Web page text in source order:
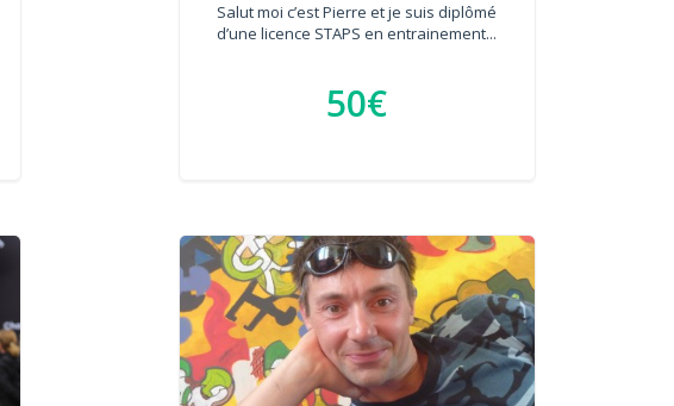
Salut moi c’est Pierre et je suis diplômé
d’une licence STAPS en entrainement...
50€